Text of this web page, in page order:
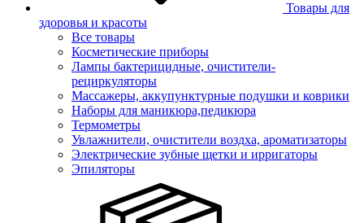
Товары для
здоровья и красоты
Все товары
Косметические приборы
Лампы бактерицидные, очистители-
рециркуляторы
Массажеры, аккупунктурные подушки и коврики
Наборы для маникюра,педикюра
Термометры
Увлажнители, очистители воздха, ароматизаторы
Электрические зубные щетки и ирригаторы
Эпиляторы